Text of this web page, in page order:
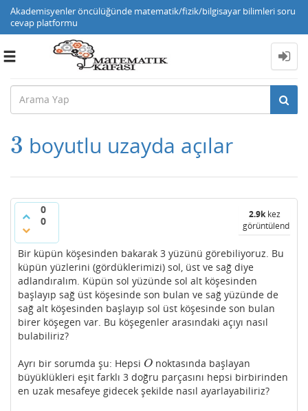
Akademisyenler öncülüğünde matematik/fizik/bilgisayar bilimleri soru
cevap platformu
Toggle
3
3 boyutlu uzayda açılar
0
0
2.9kkez
görüntülendi
Bir küpün köşesinden bakarak 3 yüzünü görebiliyoruz. Bu
küpün yüzlerini (gördüklerimizi) sol, üst ve sağ diye
adlandıralım. Küpün sol yüzünde sol alt köşesinden
başlayıp sağ üst köşesinde son bulan ve sağ yüzünde de
sağ alt köşesinden başlayıp sol üst köşesinde son bulan
birer köşegen var. Bu köşegenler arasındaki açıyı nasıl
bulabiliriz?
Ayrı bir sorumda şu: Hepsi O
Onoktasında başlayan
büyüklükleri eşit farklı 3 doğru parçasını hepsi birbirinden
en uzak mesafeye gidecek şekilde nasıl ayarlayabiliriz?